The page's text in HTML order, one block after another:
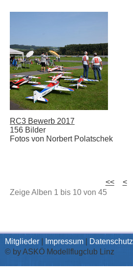
RC3 Bewerb 2017
156 Bilder
Fotos von Norbert Polatschek
<< <
Zeige Alben 1 bis 10 von 45
Mitglieder Impressum Datenschutz
© by ASKÖ Modellflugclub Linz